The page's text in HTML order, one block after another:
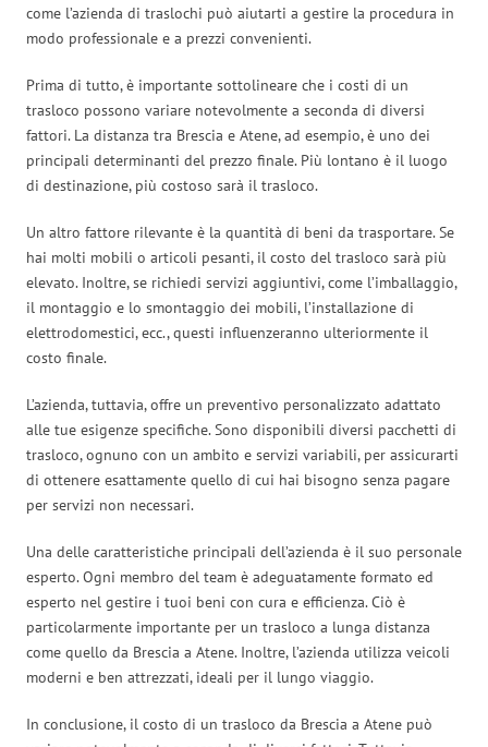
come l’azienda di traslochi può aiutarti a gestire la procedura in
modo professionale e a prezzi convenienti.
Prima di tutto, è importante sottolineare che i costi di un
trasloco possono variare notevolmente a seconda di diversi
fattori. La distanza tra Brescia e Atene, ad esempio, è uno dei
principali determinanti del prezzo finale. Più lontano è il luogo
di destinazione, più costoso sarà il trasloco.
Un altro fattore rilevante è la quantità di beni da trasportare. Se
hai molti mobili o articoli pesanti, il costo del trasloco sarà più
elevato. Inoltre, se richiedi servizi aggiuntivi, come l’imballaggio,
il montaggio e lo smontaggio dei mobili, l’installazione di
elettrodomestici, ecc., questi influenzeranno ulteriormente il
costo finale.
L’azienda, tuttavia, offre un preventivo personalizzato adattato
alle tue esigenze specifiche. Sono disponibili diversi pacchetti di
trasloco, ognuno con un ambito e servizi variabili, per assicurarti
di ottenere esattamente quello di cui hai bisogno senza pagare
per servizi non necessari.
Una delle caratteristiche principali dell’azienda è il suo personale
esperto. Ogni membro del team è adeguatamente formato ed
esperto nel gestire i tuoi beni con cura e efficienza. Ciò è
particolarmente importante per un trasloco a lunga distanza
come quello da Brescia a Atene. Inoltre, l’azienda utilizza veicoli
moderni e ben attrezzati, ideali per il lungo viaggio.
In conclusione, il costo di un trasloco da Brescia a Atene può